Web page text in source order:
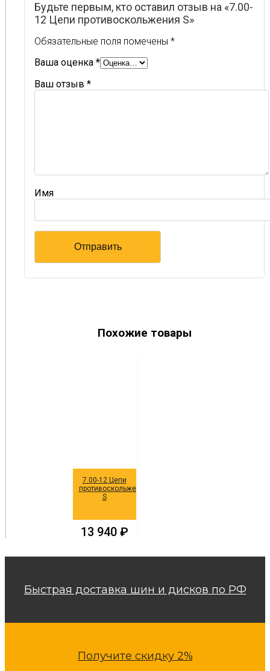
Будьте первым, кто оставил отзыв на «7.00-
12 Цепи противоскольжения S»
Обязательные поля помечены *
Ваша оценка *
Ваш отзыв *
Имя
Похожие товары
7.00-12 Цепи
противоскольжения
S
13 940 ₽
Быстрая доставка шин и дисков по РФ
Получите скидку 2%